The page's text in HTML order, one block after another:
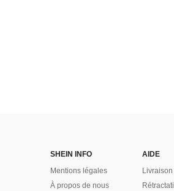
SHEIN INFO
Mentions légales
À propos de nous
AIDE
Livraison